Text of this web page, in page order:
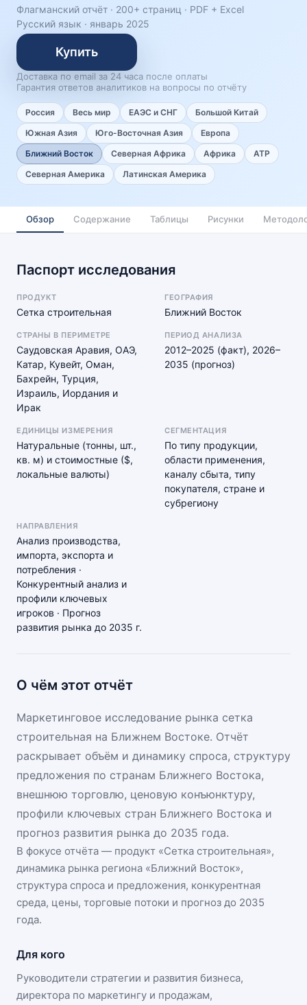
Флагманский отчёт · 200+ страниц · PDF + Excel
Русский язык · январь 2025
Купить
Доставка по email за 24 часа после оплаты
Гарантия ответов аналитиков на вопросы по отчёту
Россия Весь мир ЕАЭС и СНГ
Большой Китай
Южная Азия
Юго-Восточная Азия
Европа
Ближний Восток
Северная Африка Африка
АТР
Северная Америка
Латинская Америка
Обзор Содержание Таблицы Рисунки
Паспорт исследования
ПРОДУКТ
Сетка строительная
ГЕОГРАФИЯ
Ближний Восток
СТРАНЫ В ПЕРИМЕТРЕ
Саудовская Аравия, ОАЭ,
Катар, Кувейт, Оман,
Бахрейн, Турция,
Израиль, Иордания и
Ирак
ПЕРИОД АНАЛИЗА
2012–2025 (факт), 2026–
2035 (прогноз)
ЕДИНИЦЫ ИЗМЕРЕНИЯ
Натуральные (тонны, шт.,
кв. м) и стоимостные ($,
локальные валюты)
СЕГМЕНТАЦИЯ
По типу продукции,
области применения,
каналу сбыта, типу
покупателя, стране и
субрегиону
НАПРАВЛЕНИЯ
Анализ производства,
импорта, экспорта и
потребления ·
Конкурентный анализ и
профили ключевых
игроков · Прогноз
развития рынка до 2035 г.
О чём этот отчёт
Маркетинговое исследование рынка сетка
строительная на Ближнем Востоке. Отчёт
раскрывает объём и динамику спроса, структуру
предложения по странам Ближнего Востока,
внешнюю торговлю, ценовую конъюнктуру,
профили ключевых стран Ближнего Востока и
прогноз развития рынка до 2035 года.
В фокусе отчёта — продукт «Сетка строительная»,
динамика рынка региона «Ближний Восток»,
структура спроса и предложения, конкурентная
среда, цены, торговые потоки и прогноз до 2035
года.
Для кого
Руководители стратегии и развития бизнеса,
директора по маркетингу и продажам,